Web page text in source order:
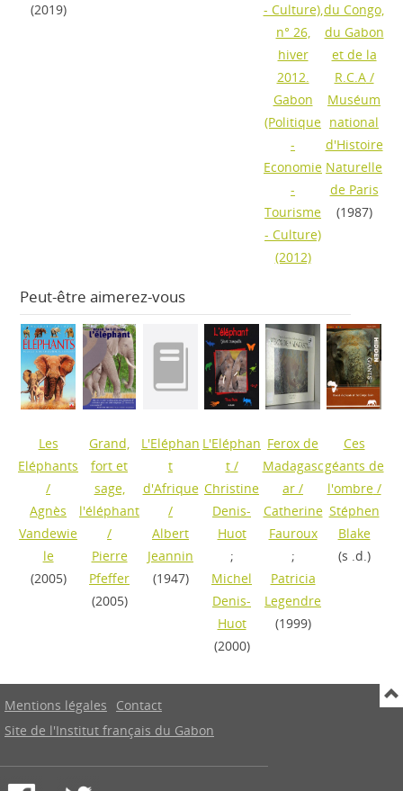
(2019)
- Culture),
n° 26,
hiver
2012.
Gabon
(Politique
-
Economie
-
Tourisme
- Culture)
(2012)
du Congo,
du Gabon
et de la
R.C.A/
Muséum
national
d'Histoire
Naturelle
de Paris
(1987)
Peut-être aimerez-vous
Les
Eléphants
/
Agnès
Vandewie
le
(2005)
Grand,
fort et
sage,
l'éléphant
/
Pierre
Pfeffer
(2005)
L'Eléphan
t
d'Afrique
/
Albert
Jeannin
(1947)
L'Eléphan
t/
Christine
Denis-
Huot
;
Michel
Denis-
Huot
(2000)
Ferox de
Madagasc
ar /
Catherine
Fauroux
;
Patricia
Legendre
(1999)
Ces
géants de
l'ombre/
Stéphen
Blake
(s .d.)
Mentions légales
Contact
Site de l'Institut français du Gabon